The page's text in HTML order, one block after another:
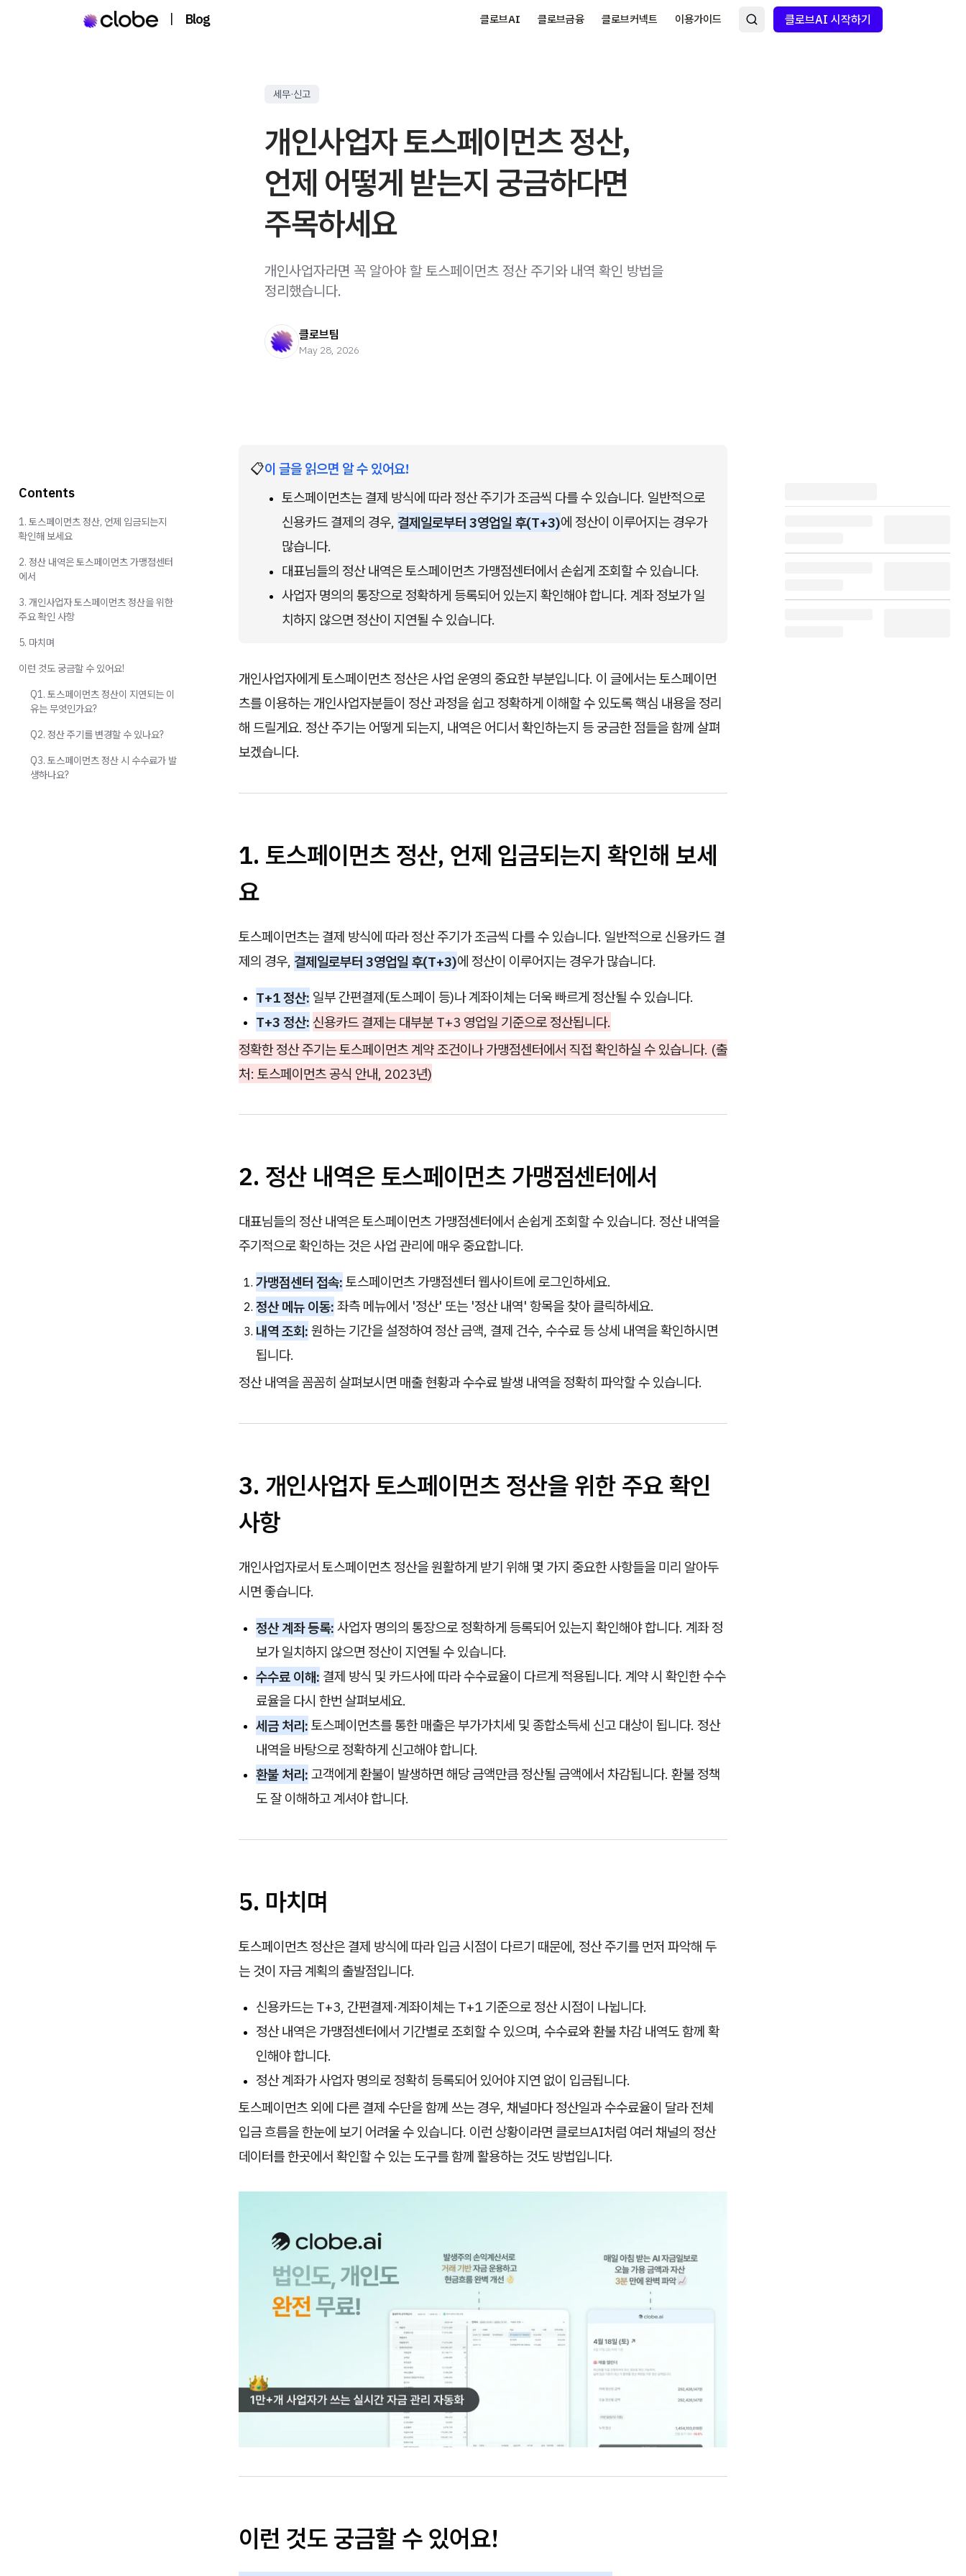
| Blog 클로브AI 클로브금융 클로브커넥트 이용가이드 클로브AI 시작하기
세무·신고
개인사업자 토스페이먼츠 정산,
언제 어떻게 받는지 궁금하다면
주목하세요
개인사업자라면 꼭 알아야 할 토스페이먼츠 정산 주기와 내역 확인 방법을
정리했습니다.
클로브팀
May 28, 2026
📋이 글을 읽으면 알 수 있어요!
토스페이먼츠는 결제 방식에 따라 정산 주기가 조금씩 다를 수 있습니다. 일반적으로
신용카드 결제의 경우, 결제일로부터 3영업일 후(T+3)에 정산이 이루어지는 경우가
많습니다.
대표님들의 정산 내역은 토스페이먼츠 가맹점센터에서 손쉽게 조회할 수 있습니다.
사업자 명의의 통장으로 정확하게 등록되어 있는지 확인해야 합니다. 계좌 정보가 일
치하지 않으면 정산이 지연될 수 있습니다.
개인사업자에게 토스페이먼츠 정산은 사업 운영의 중요한 부분입니다. 이 글에서는 토스페이먼
츠를 이용하는 개인사업자분들이 정산 과정을 쉽고 정확하게 이해할 수 있도록 핵심 내용을 정리
해 드릴게요. 정산 주기는 어떻게 되는지, 내역은 어디서 확인하는지 등 궁금한 점들을 함께 살펴
보겠습니다.
1. 토스페이먼츠 정산, 언제 입금되는지 확인해 보세
요
토스페이먼츠는 결제 방식에 따라 정산 주기가 조금씩 다를 수 있습니다. 일반적으로 신용카드 결
제의 경우, 결제일로부터 3영업일 후(T+3)에 정산이 이루어지는 경우가 많습니다.
T+1 정산: 일부 간편결제(토스페이 등)나 계좌이체는 더욱 빠르게 정산될 수 있습니다.
T+3 정산: 신용카드 결제는 대부분 T+3 영업일 기준으로 정산됩니다.
정확한 정산 주기는 토스페이먼츠 계약 조건이나 가맹점센터에서 직접 확인하실 수 있습니다. (출
처: 토스페이먼츠 공식 안내, 2023년)
2. 정산 내역은 토스페이먼츠 가맹점센터에서
대표님들의 정산 내역은 토스페이먼츠 가맹점센터에서 손쉽게 조회할 수 있습니다. 정산 내역을
주기적으로 확인하는 것은 사업 관리에 매우 중요합니다.
가맹점센터 접속: 토스페이먼츠 가맹점센터 웹사이트에 로그인하세요.
정산 메뉴 이동: 좌측 메뉴에서 '정산' 또는 '정산 내역' 항목을 찾아 클릭하세요.
내역 조회: 원하는 기간을 설정하여 정산 금액, 결제 건수, 수수료 등 상세 내역을 확인하시면
됩니다.
정산 내역을 꼼꼼히 살펴보시면 매출 현황과 수수료 발생 내역을 정확히 파악할 수 있습니다.
3. 개인사업자 토스페이먼츠 정산을 위한 주요 확인
사항
개인사업자로서 토스페이먼츠 정산을 원활하게 받기 위해 몇 가지 중요한 사항들을 미리 알아두
시면 좋습니다.
정산 계좌 등록: 사업자 명의의 통장으로 정확하게 등록되어 있는지 확인해야 합니다. 계좌 정
보가 일치하지 않으면 정산이 지연될 수 있습니다.
수수료 이해: 결제 방식 및 카드사에 따라 수수료율이 다르게 적용됩니다. 계약 시 확인한 수수
료율을 다시 한번 살펴보세요.
세금 처리: 토스페이먼츠를 통한 매출은 부가가치세 및 종합소득세 신고 대상이 됩니다. 정산
내역을 바탕으로 정확하게 신고해야 합니다.
환불 처리: 고객에게 환불이 발생하면 해당 금액만큼 정산될 금액에서 차감됩니다. 환불 정책
도 잘 이해하고 계셔야 합니다.
5. 마치며
토스페이먼츠 정산은 결제 방식에 따라 입금 시점이 다르기 때문에, 정산 주기를 먼저 파악해 두
는 것이 자금 계획의 출발점입니다.
신용카드는 T+3, 간편결제·계좌이체는 T+1 기준으로 정산 시점이 나뉩니다.
정산 내역은 가맹점센터에서 기간별로 조회할 수 있으며, 수수료와 환불 차감 내역도 함께 확
인해야 합니다.
정산 계좌가 사업자 명의로 정확히 등록되어 있어야 지연 없이 입금됩니다.
토스페이먼츠 외에 다른 결제 수단을 함께 쓰는 경우, 채널마다 정산일과 수수료율이 달라 전체
입금 흐름을 한눈에 보기 어려울 수 있습니다. 이런 상황이라면 클로브AI처럼 여러 채널의 정산
데이터를 한곳에서 확인할 수 있는 도구를 함께 활용하는 것도 방법입니다.
이런 것도 궁금할 수 있어요!
Contents
1. 토스페이먼츠 정산, 언제 입금되는지
확인해 보세요
2. 정산 내역은 토스페이먼츠 가맹점센터
에서
3. 개인사업자 토스페이먼츠 정산을 위한
주요 확인 사항
5. 마치며
이런 것도 궁금할 수 있어요!
Q1. 토스페이먼츠 정산이 지연되는 이
유는 무엇인가요?
Q2. 정산 주기를 변경할 수 있나요?
Q3. 토스페이먼츠 정산 시 수수료가 발
생하나요?